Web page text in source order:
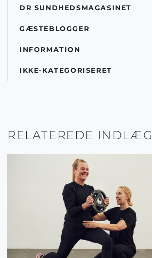
DR SUNDHEDSMAGASINET
GÆSTEBLOGGER
INFORMATION
IKKE-KATEGORISERET
RELATEREDE INDLÆG